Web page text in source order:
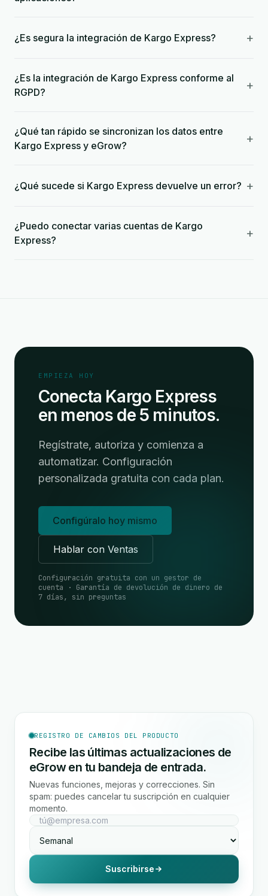
¿Es segura la integración de Kargo Express? +
¿Es la integración de Kargo Express conforme al
RGPD?
+
¿Qué tan rápido se sincronizan los datos entre
Kargo Express y eGrow?
+
¿Qué sucede si Kargo Express devuelve un error? +
¿Puedo conectar varias cuentas de Kargo
Express?
+
EMPIEZA HOY
Conecta Kargo Express
en menos de 5 minutos.
Regístrate, autoriza y comienza a
automatizar. Configuración
personalizada gratuita con cada plan.
Configúralo hoy mismo
Hablar con Ventas
Configuración gratuita con un gestor de
cuenta · Garantía de devolución de dinero de
7 días, sin preguntas
REGISTRO DE CAMBIOS DEL PRODUCTO
Recibe las últimas actualizaciones de
eGrow en tu bandeja de entrada.
Nuevas funciones, mejoras y correcciones. Sin
spam: puedes cancelar tu suscripción en cualquier
momento.
Suscribirse